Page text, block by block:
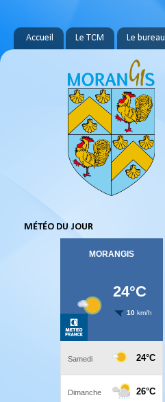
Accueil Le TCM Le bureau
MÉTÉO DU JOUR